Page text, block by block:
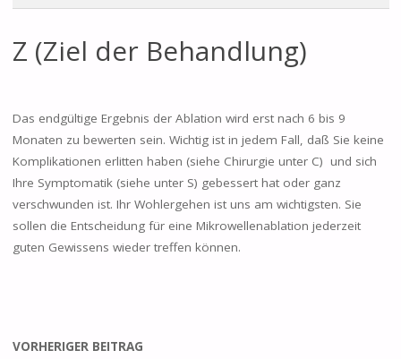
Z (Ziel der Behandlung)
Das endgültige Ergebnis der Ablation wird erst nach 6 bis 9
Monaten zu bewerten sein. Wichtig ist in jedem Fall, daß Sie keine
Komplikationen erlitten haben (siehe Chirurgie unter C) und sich
Ihre Symptomatik (siehe unter S) gebessert hat oder ganz
verschwunden ist. Ihr Wohlergehen ist uns am wichtigsten. Sie
sollen die Entscheidung für eine Mikrowellenablation jederzeit
guten Gewissens wieder treffen können.
VORHERIGER BEITRAG